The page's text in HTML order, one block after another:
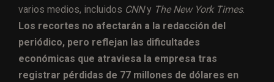
varios medios, incluidos CNNy The New York Times.
Los recortes no afectarán a la redacción del
periódico, pero reflejan las dificultades
económicas que atraviesa la empresa tras
registrar pérdidas de 77 millones de dólares en